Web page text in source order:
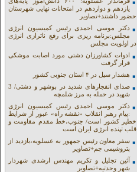
یازدهم و دوازدهم در امتحانات نهایی شهرستان
حضور داشتند+تصاویر
دکتر موسی احمدی رئیس کمیسیون انرژی
مجلس:برنامه ریزی برای رفع ناترازی انرژی
در اولویت مجلس
ادوات کشاورزان دشتی مورد اصابت موشکی
قرار گرفت
هشدار سیل در ۴ استان جنوبی کشور
صدای انفجارهای شدید در بوشهر و دشتی/ 3
شهید در حمله به مرز شلمچه
دکتر موسی احمدی رئیس کمیسیون انرژی
:پیام رهبر انقلاب «نقشه راه» عبور از شرایط
خطیر کشور است/ جنوب،خط مقدم مقاومت و
قلب تپنده انرژی ایران است
سفر معاون رئیس جمهور به عسلویه،بازدید از
پتروشیمی جم+تصاویر
آئین تجلیل و تکریم مهندس ارشدی شهردار
شهر وحدتیه+تصاویر